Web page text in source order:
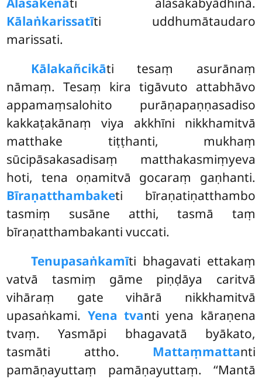
Kālaṅkarissatīti uddhumātaudaro
marissati.
Kālakañcikāti tesaṃ asurānaṃ
nāmaṃ. Tesaṃ kira tigāvuto attabhāvo
appamaṃsalohito purāṇapaṇṇasadiso
kakkaṭakānaṃ viya akkhīni nikkhamitvā
matthake tiṭṭhanti, mukhaṃ
sūcipāsakasadisaṃ matthakasmiṃyeva
hoti, tena oṇamitvā gocaraṃ gaṇhanti.
Bīraṇatthambaketi bīraṇatiṇatthambo
tasmiṃ susāne atthi, tasmā taṃ
bīraṇatthambakanti vuccati.
Tenupasaṅkamīti bhagavati ettakaṃ
vatvā tasmiṃ gāme piṇḍāya caritvā
vihāraṃ gate vihārā nikkhamitvā
upasaṅkami. Yena tvanti yena kāraṇena
tvaṃ. Yasmāpi bhagavatā byākato,
tasmāti attho. Mattaṃmattanti
pamāṇayuttaṃ pamāṇayuttaṃ. ‘‘Mantā